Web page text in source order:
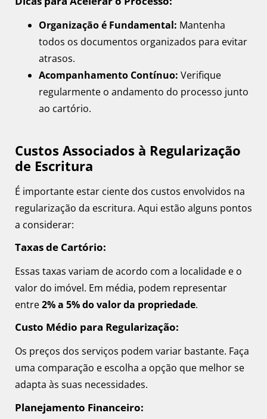
Organização é Fundamental: Mantenha
todos os documentos organizados para evitar
atrasos.
Acompanhamento Contínuo: Verifique
regularmente o andamento do processo junto
ao cartório.
Custos Associados à Regularização
de Escritura
É importante estar ciente dos custos envolvidos na
regularização da escritura. Aqui estão alguns pontos
a considerar:
Taxas de Cartório:
Essas taxas variam de acordo com a localidade e o
valor do imóvel. Em média, podem representar
entre2% a 5% do valor da propriedade.
Custo Médio para Regularização:
Os preços dos serviços podem variar bastante. Faça
uma comparação e escolha a opção que melhor se
adapta às suas necessidades.
Planejamento Financeiro: